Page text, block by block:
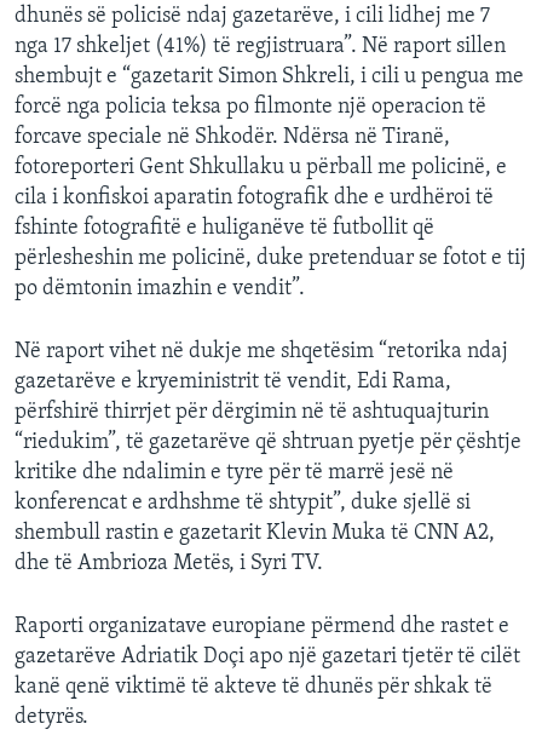
dhunës së policisë ndaj gazetarëve, i cili lidhej me 7
nga 17 shkeljet (41%) të regjistruara”. Në raport sillen
shembujt e “gazetarit Simon Shkreli, i cili u pengua me
forcë nga policia teksa po filmonte një operacion të
forcave speciale në Shkodër. Ndërsa në Tiranë,
fotoreporteri Gent Shkullaku u përball me policinë, e
cila i konfiskoi aparatin fotografik dhe e urdhëroi të
fshinte fotografitë e huliganëve të futbollit që
përlesheshin me policinë, duke pretenduar se fotot e tij
po dëmtonin imazhin e vendit”.
Në raport vihet në dukje me shqetësim “retorika ndaj
gazetarëve e kryeministrit të vendit, Edi Rama,
përfshirë thirrjet për dërgimin në të ashtuquajturin
“riedukim”, të gazetarëve që shtruan pyetje për çështje
kritike dhe ndalimin e tyre për të marrë jesë në
konferencat e ardhshme të shtypit”, duke sjellë si
shembull rastin e gazetarit Klevin Muka të CNN A2,
dhe të Ambrioza Metës, i Syri TV.
Raporti organizatave europiane përmend dhe rastet e
gazetarëve Adriatik Doçi apo një gazetari tjetër të cilët
kanë qenë viktimë të akteve të dhunës për shkak të
detyrës.